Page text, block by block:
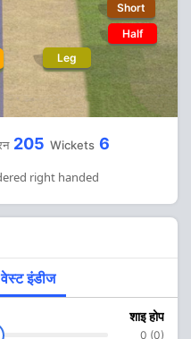
Leg
Short
Half
205 Wickets 6
right handed
वेस्ट इंडीज
शाइ होप
0 (0)